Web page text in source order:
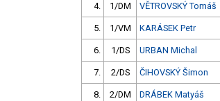
4. 1/DM VĚTROVSKÝ Tomáš
5. 1/VM KARÁSEK Petr
6. 1/DS URBAN Michal
7. 2/DS ČIHOVSKÝ Šimon
8. 2/DM DRÁBEK Matyáš